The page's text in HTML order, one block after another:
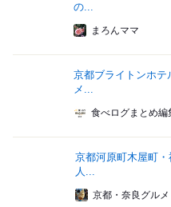
の...
まろんママ
京都ブライトンホテ
メ...
食べログまとめ編
京都河原町木屋町
人...
京都・奈良グルメ